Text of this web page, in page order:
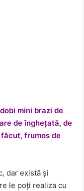
mini brazi de
de înghețată, de
frumos de
dar există și
le poți realiza cu